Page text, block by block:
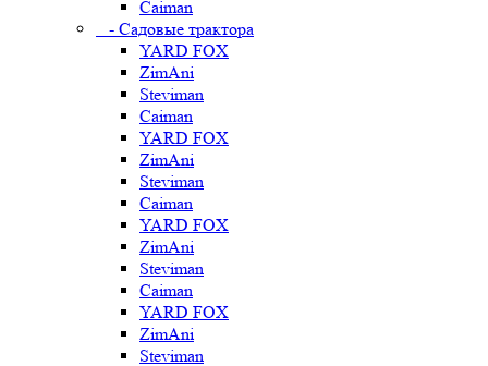
Caiman
- Садовые трактора
YARD FOX
ZimAni
Steviman
Caiman
YARD FOX
ZimAni
Steviman
Caiman
YARD FOX
ZimAni
Steviman
Caiman
YARD FOX
ZimAni
Steviman